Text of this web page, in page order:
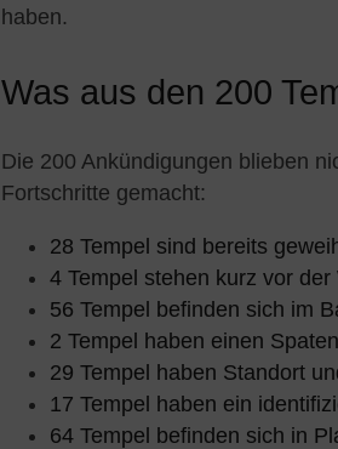
haben.
Was aus den 200
Die 200 Ankündigungen blieben
Fortschritte gemacht:
28 Tempel sind bereits
4 Tempel stehen kurz vor der
56 Tempel befinden sich im
2 Tempel haben einen
29 Tempel haben Standort
17 Tempel haben ein
64 Tempel befinden sich in